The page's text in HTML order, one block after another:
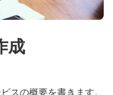
成
スの概要を書きます。